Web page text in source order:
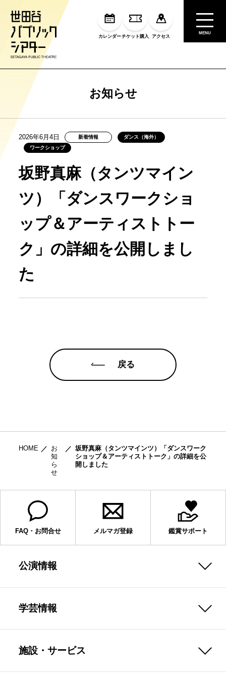
カレンダーチケット購入 アクセス
MENU
お知らせ
2026年6月4日 新着情報
ダンス（海外）
ワークショップ
坂野真麻（タンツマイン
ツ）「ダンスワークショ
ップ＆アーティストトー
ク」の詳細を公開しまし
た
戻る
HOME
お
知
ら
せ
坂野真麻（タンツマインツ）「ダンスワーク
ショップ＆アーティストトーク」の詳細を公
開しました
FAQ・お問合せ メルマガ登録 鑑賞サポート
公演情報
学芸情報
施設・サービス